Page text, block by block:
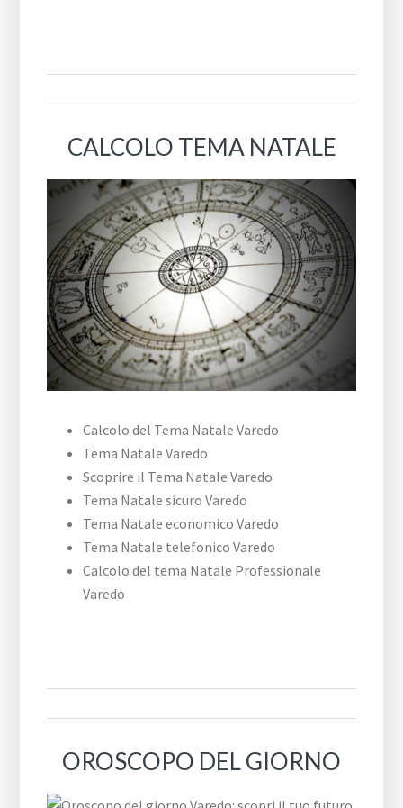
CALCOLO TEMA NATALE
Calcolo del Tema Natale Varedo
Tema Natale Varedo
Scoprire il Tema Natale Varedo
Tema Natale sicuro Varedo
Tema Natale economico Varedo
Tema Natale telefonico Varedo
Calcolo del tema Natale Professionale
Varedo
OROSCOPO DEL GIORNO